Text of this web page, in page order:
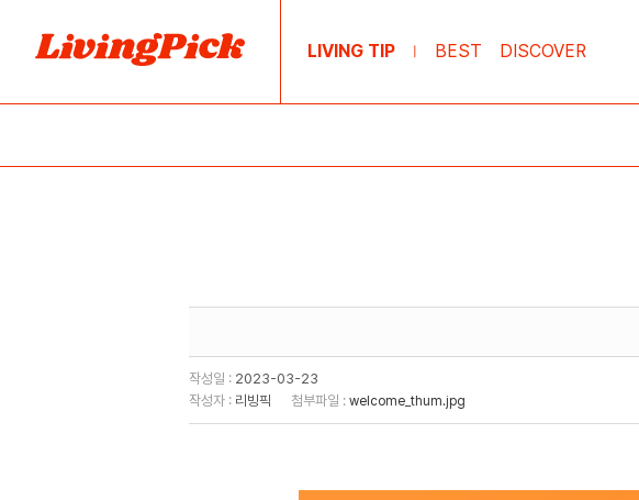
LIVING TIP | BEST DISCOVER
작성일 : 2023-03-23
작성자 : 리빙픽 첨부파일 : welcome_thum.jpg